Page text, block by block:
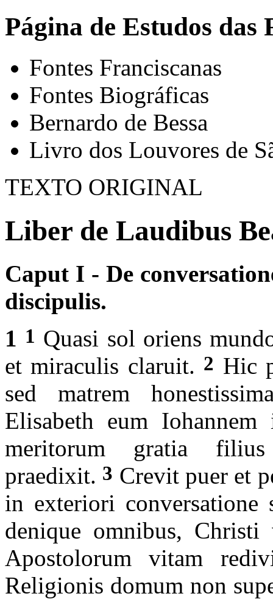
Página de Estudos das
Fontes Franciscanas
Fontes Biográficas
Bernardo de Bessa
Livro dos Louvores de
TEXTO ORIGINAL
Liber de Laudibus
Caput I - De
discipulis.
1 1 Quasi sol oriens
et miraculis claruit. 2 Hic
sed matrem
Elisabeth eum
meritorum gratia
praedixit. 3 Crevit puer et
in exteriori conversatione
denique omnibus, Christi
Apostolorum vitam
Religionis domum non